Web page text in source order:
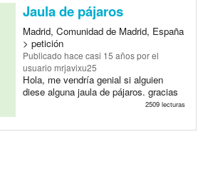
Jaula de pájaros
Madrid, Comunidad de Madrid, España
> petición
Publicado hace casi 15 añospor el
usuario mrjavixu25
Hola, me vendría genial si alguien
diese alguna jaula de pájaros. gracias
2509 lecturas